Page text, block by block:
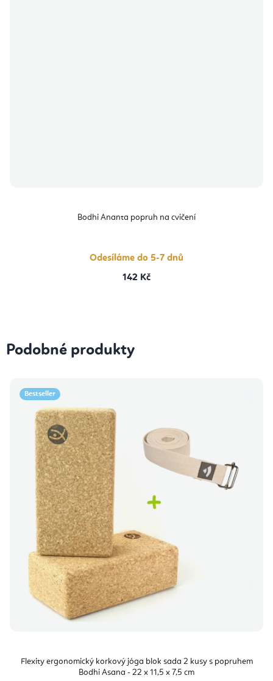
Bodhi Ananta popruh na cvičení
Odesíláme do 5-7 dnů
142 Kč
Podobné produkty
Bestseller
Flexity ergonomický korkový jóga blok sada 2 kusy s popruhem
Bodhi Asana - 22 x 11,5 x 7,5 cm